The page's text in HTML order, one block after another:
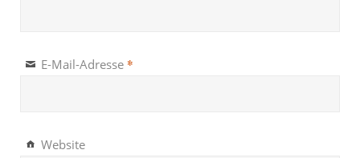
E-Mail-Adresse *
Website